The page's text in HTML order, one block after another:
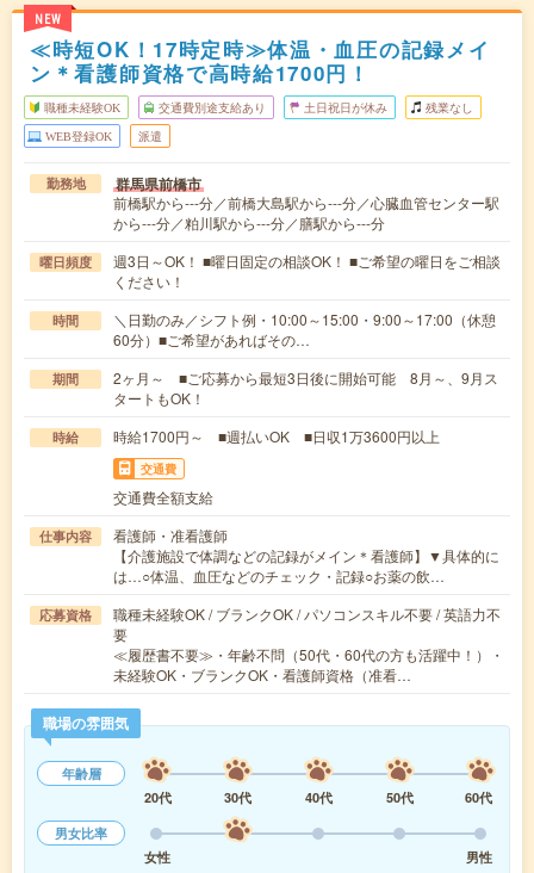
NEW
≪時短OK！17時定時≫体温・血圧の記録メイ
ン＊看護師資格で高時給1700円！
職種未経験OK 交通費別途支給あり 土日祝日が休み 残業なし
WEB登録OK 派遣
勤務地 群馬県前橋市
前橋駅から---分／前橋大島駅から---分／心臓血管センター駅
から---分／粕川駅から---分／膳駅から---分
曜日頻度
週3日～OK！ ■曜日固定の相談OK！ ■ご希望の曜日をご相談
ください！
時間
＼日勤のみ／シフト例・10:00～15:00・9:00～17:00（休憩
60分）■ご希望があればその…
期間
2ヶ月～ ■ご応募から最短3日後に開始可能 8月～、9月ス
タートもOK！
時給 時給1700円～ ■週払いOK ■日収1万3600円以上
交通費
交通費全額支給
仕事内容
看護師・准看護師
【介護施設で体調などの記録がメイン＊看護師】▼具体的に
は…○体温、血圧などのチェック・記録○お薬の飲…
応募資格
職種未経験OK / ブランクOK / パソコンスキル不要 / 英語力不
要
≪履歴書不要≫・年齢不問（50代・60代の方も活躍中！）・
未経験OK・ブランクOK・看護師資格（准看…
職場の雰囲気
年齢層
20代
30代 40代 50代
60代
男女比率
女性
男性